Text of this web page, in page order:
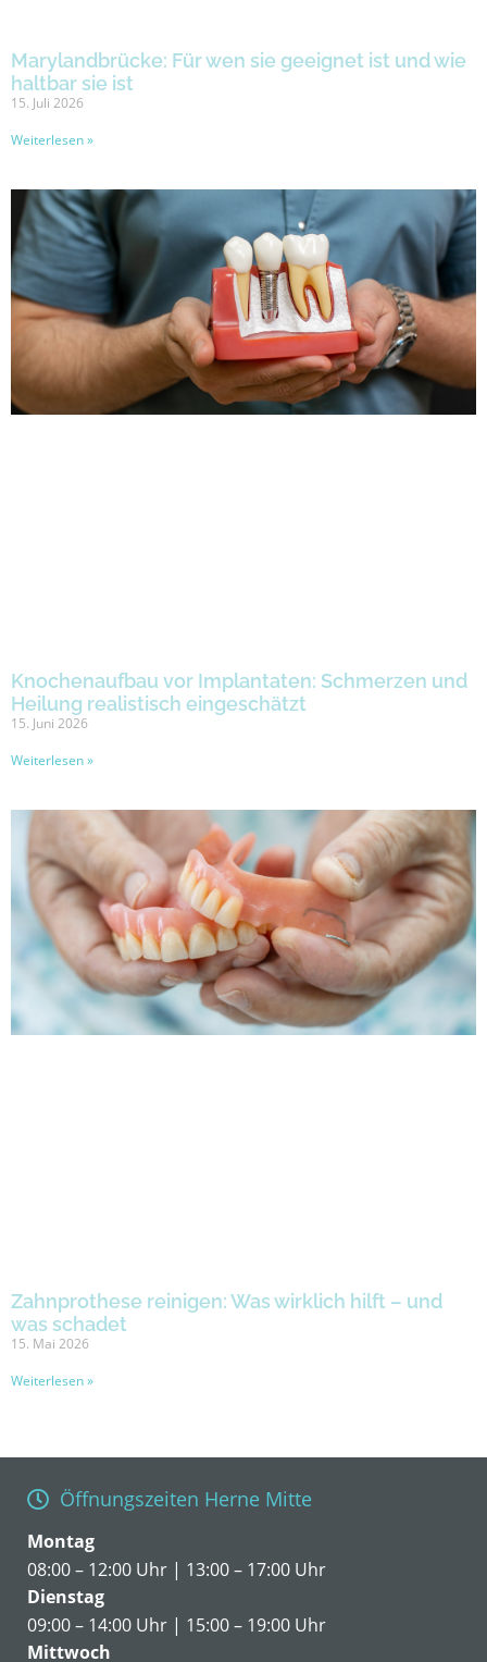
Marylandbrücke: Für wen sie geeignet ist und wie
haltbar sie ist
15. Juli 2026
Weiterlesen »
Knochenaufbau vor Implantaten: Schmerzen und
Heilung realistisch eingeschätzt
15. Juni 2026
Weiterlesen »
Zahnprothese reinigen: Was wirklich hilft – und
was schadet
15. Mai 2026
Weiterlesen »
Öffnungszeiten Herne Mitte
Montag
08:00 – 12:00 Uhr | 13:00 – 17:00 Uhr
Dienstag
09:00 – 14:00 Uhr | 15:00 – 19:00 Uhr
Mittwoch